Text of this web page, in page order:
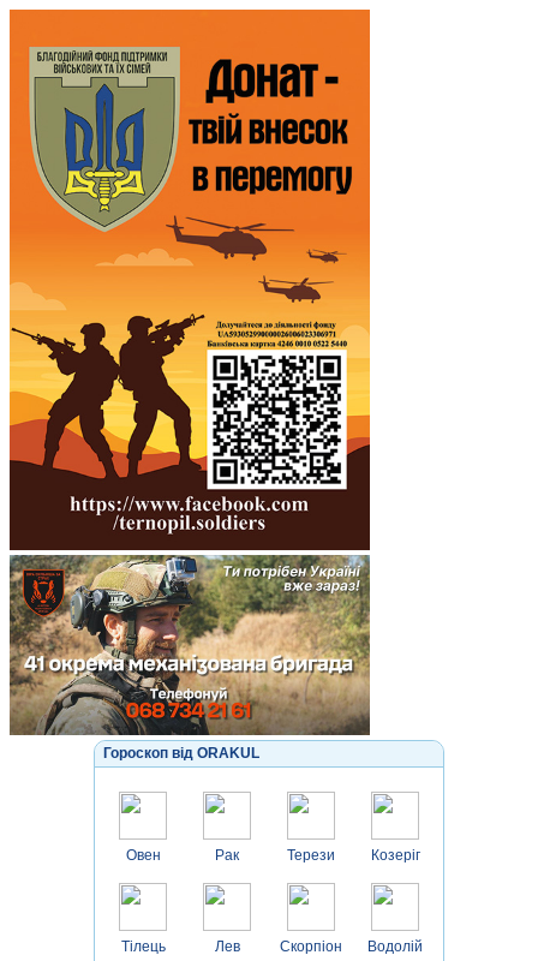
Гороскоп від ORAKUL
Овен
Тілець
Рак
Лев
Терези
Скорпіон
Козеріг
Водолій